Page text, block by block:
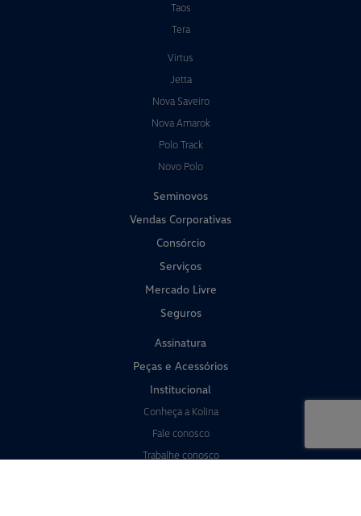
Taos
Tera
Virtus
Jetta
Nova Saveiro
Nova Amarok
Polo Track
Novo Polo
Seminovos
Vendas Corporativas
Consórcio
Serviços
Mercado Livre
Seguros
Assinatura
Peças e Acessórios
Institucional
Conheça a Kolina
Fale conosco
Trabalhe conosco